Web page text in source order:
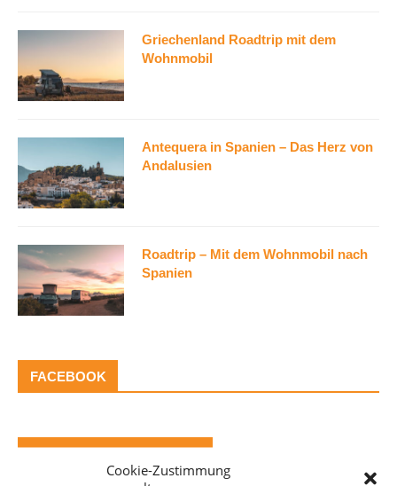
Cookie-Zustimmung
Griechenland Roadtrip mit dem
Wohnmobil
Antequera in Spanien – Das Herz von
Andalusien
Roadtrip – Mit dem Wohnmobil nach
Spanien
FACEBOOK